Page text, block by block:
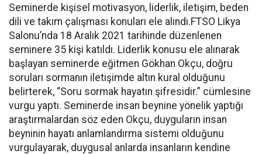
Seminerde kişisel motivasyon, liderlik, iletişim, beden
dili ve takım çalışması konuları ele alındı.FTSO Likya
Salonu’nda 18 Aralık 2021 tarihinde düzenlenen
seminere 35 kişi katıldı. Liderlik konusu ele alınarak
başlayan seminerde eğitmen Gökhan Okçu, doğru
soruları sormanın iletişimde altın kural olduğunu
belirterek, “Soru sormak hayatın şifresidir.” cümlesine
vurgu yaptı. Seminerde insan beynine yönelik yaptığı
araştırmalardan söz eden Okçu, duyguların insan
beyninin hayatı anlamlandırma sistemi olduğunu
vurgulayarak, duygusal anlarda insanların kendine